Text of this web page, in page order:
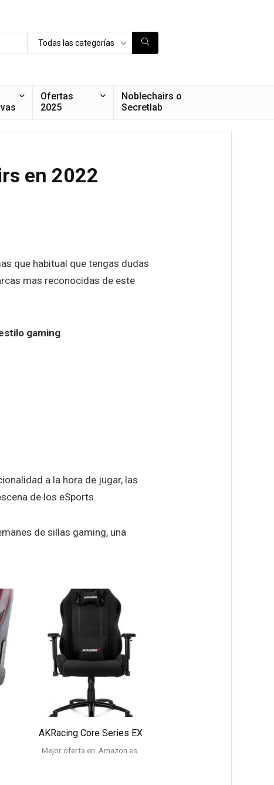
Todas las categorías
Ofertas
2025
Noblechairs o
Secretlab
en 2022
que habitual que tengas dudas
mas reconocidas de este
gaming.
a la hora de jugar, las
de los eSports.
de sillas gaming, una
AKRacing Core Series EX
Mejor oferta en: Amazon.es